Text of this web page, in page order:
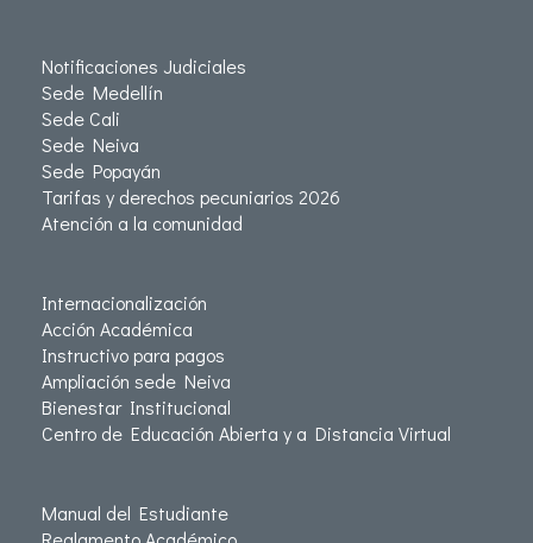
Notificaciones Judiciales
Sede Medellín
Sede Cali
Sede Neiva
Sede Popayán
Tarifas y derechos pecuniarios 2026
Atención a la comunidad
Internacionalización
Acción Académica
Instructivo para pagos
Ampliación sede Neiva
Bienestar Institucional
Centro de Educación Abierta y a Distancia Virtual
Manual del Estudiante